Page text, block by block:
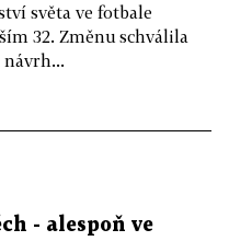
světa ve fotbale
32. Změnu schválila
návrh...
- alespoň ve